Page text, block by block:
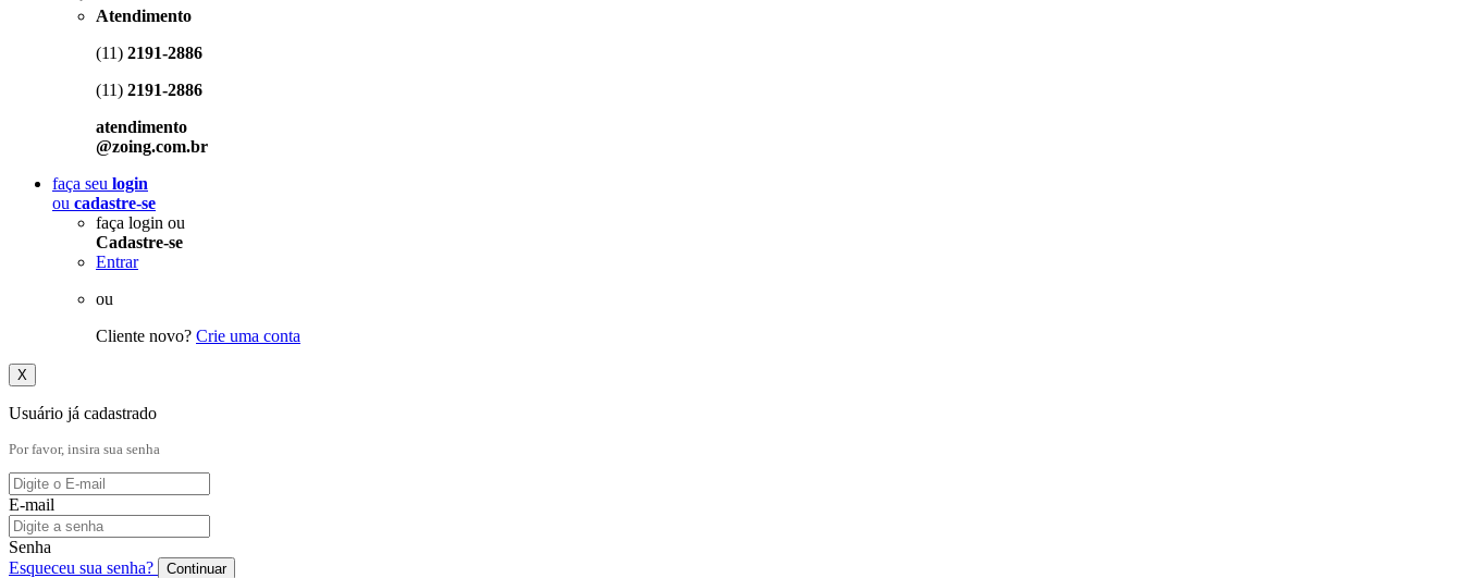
Atendimento
(11) 2191-2886
(11) 2191-2886
atendimento
@zoing.com.br
faça seu login
ou cadastre-se
faça login ou
Cadastre-se
Entrar
ou
Cliente novo? Crie uma conta
X
Usuário já cadastrado
Por favor, insira sua senha
E-mail
Senha
Esqueceu sua senha?
Continuar